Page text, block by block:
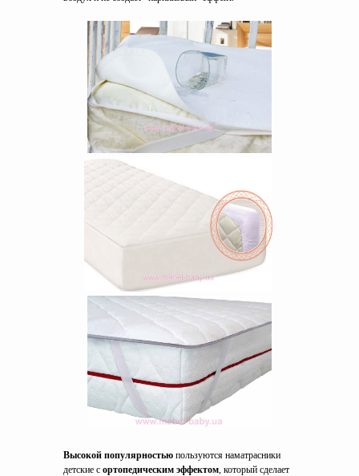
Высокой популярностью пользуются наматрасники
детские с ортопедическим эффектом, который сделает